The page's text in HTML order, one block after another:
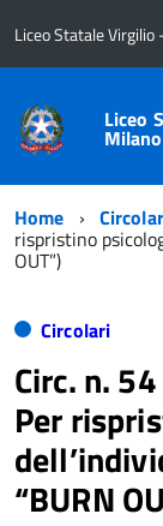
Liceo Statale Virgilio
Liceo
Milano
Home
rispristino
OUT”)
Circolari
Circ. n.
Per
“BURN